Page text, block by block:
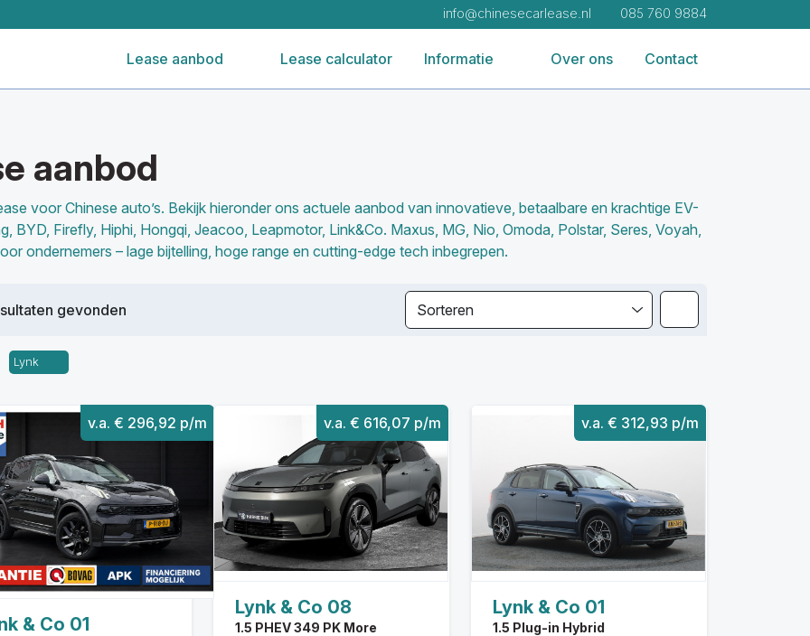
info@chinesecarlease.nl 085 760 9884
Lease aanbod Lease calculator Informatie Over ons Contact
aanbod
voor Chinese auto’s. Bekijk hieronder ons actuele aanbod van innovatieve, betaalbare en krachtige EV-
BYD, Firefly, Hiphi, Hongqi, Jeacoo, Leapmotor, Link&Co. Maxus, MG, Nio, Omoda, Polstar, Seres, Voyah,
ondernemers – lage bijtelling, hoge range en cutting-edge tech inbegrepen.
gevonden Sorteren
Lynk
v.a. € 296,92 p/m
& Co 01
v.a. € 616,07 p/m
Lynk & Co 08
1.5 PHEV 349 PK More
v.a. € 312,93 p/m
Lynk & Co 01
1.5 Plug-in Hybrid